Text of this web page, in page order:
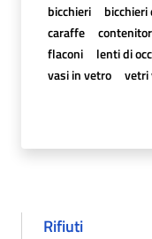
bicchieri bicchieri
caraffe
flaconi
lenti di
vasi in vetro
vetri
Rifiuti